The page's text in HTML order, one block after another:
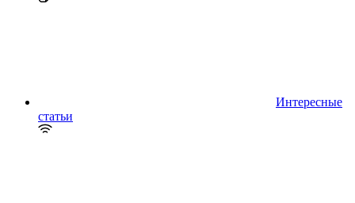
Интересные
статьи